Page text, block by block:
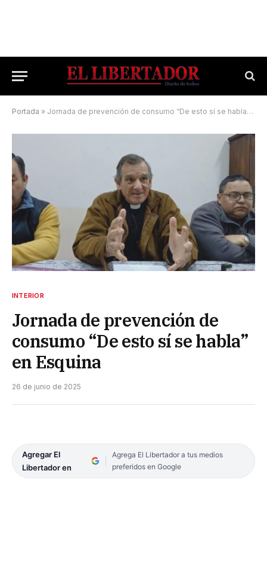
Portada » Jornada de prevención de consumo “De esto sí se habla” en Esquina
INTERIOR
Jornada de prevención de
consumo “De esto sí se habla”
en Esquina
26 de junio de 2025
Agregar El
Libertador en
Agrega El Libertador a tus medios
preferidos en Google